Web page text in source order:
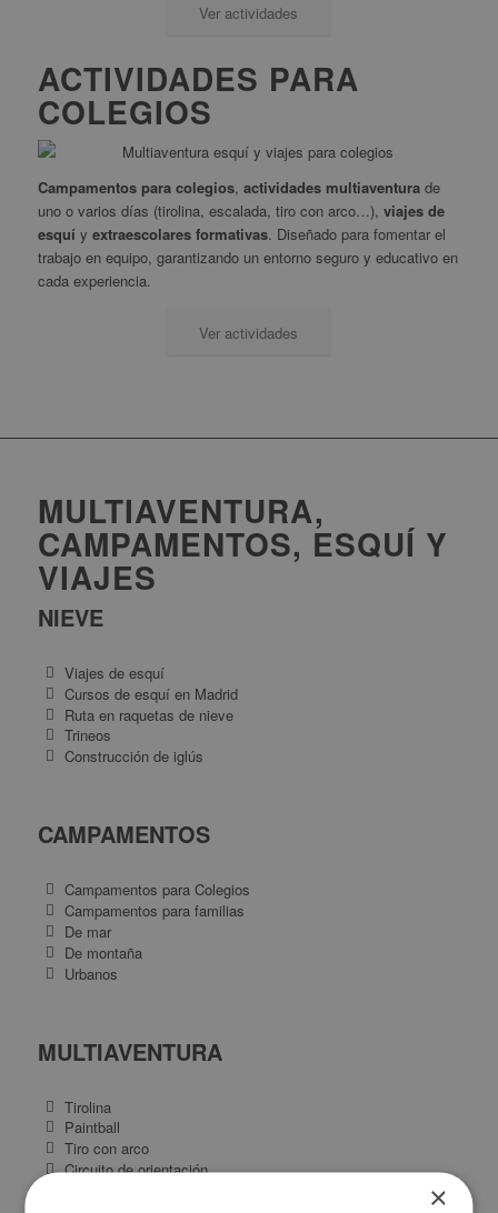
Ver actividades
ACTIVIDADES PARA
COLEGIOS
Campamentos para colegios, actividades multiaventurade
uno o varios días (tirolina, escalada, tiro con arco…), viajes de
esquíy extraescolares formativas. Diseñado para fomentar el
trabajo en equipo, garantizando un entorno seguro y educativo en
cada experiencia.
Ver actividades
MULTIAVENTURA,
CAMPAMENTOS, ESQUÍ Y
VIAJES
NIEVE
Viajes de esquí
Cursos de esquí en Madrid
Ruta en raquetas de nieve
Trineos
Construcción de iglús
CAMPAMENTOS
Campamentos para Colegios
Campamentos para familias
De mar
De montaña
Urbanos
MULTIAVENTURA
Tirolina
Paintball
Tiro con arco
Circuito de orientación
×